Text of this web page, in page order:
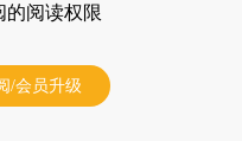
的阅读权限
/会员升级